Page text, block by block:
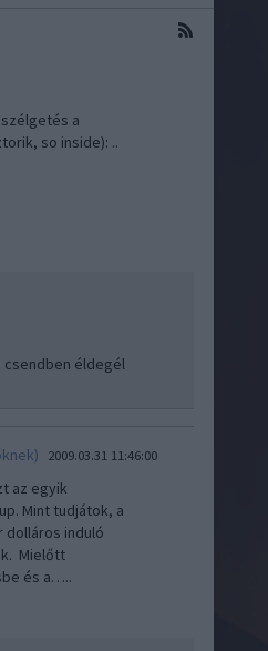
a
so inside): ..
csendben éldegél
2009.03.31 11:46:00
az egyik
Mint tudjátok, a
dolláros induló
Mielőtt
és a…..